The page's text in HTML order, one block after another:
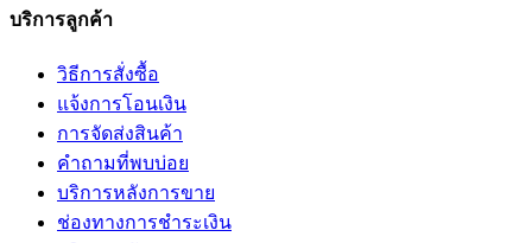
บริการลูกค้า
วิธีการสั่งซื้อ
แจ้งการโอนเงิน
การจัดส่งสินค้า
คำถามที่พบบ่อย
บริการหลังการขาย
ช่องทางการชำระเงิน